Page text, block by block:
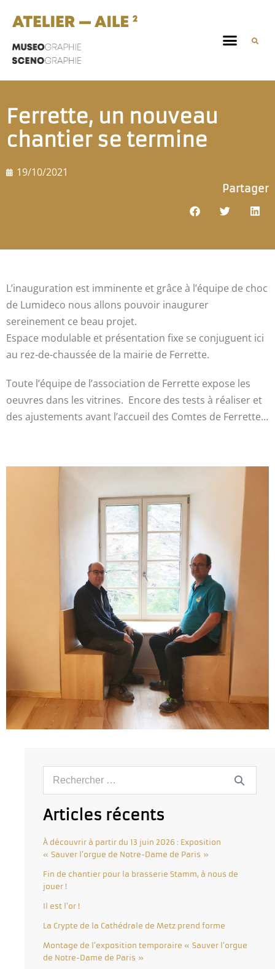
Ferrette, un nouveau
chantier se termine
19/10/2021
Partager
L’inauguration est imminente et grâce à l’équipe de choc
de Lumideco nous allons pouvoir inaugurer
sereinement ce beau projet.
Espace modulable et présentation fixe se conjuguent ici
au rez-de-chaussée de la mairie de Ferrette.
Toute l’équipe de l’association de Ferrette expose les
oeuvres dans les vitrines. Encore des tests à réaliser et
des ajustements avant l’accueil des Comtes de Ferrette…
Articles récents
À découvrir à partir du 13 juin 2026 : Exposition
« Sauver l’orgue de Notre-Dame de Paris »
Fin de chantier pour la brasserie Stamm, à nous de
jouer !
Il est l’or !
La Crypte de la Cathédrale de Metz prend forme
Montage de l’exposition temporaire « Sauver l’orgue
de Notre-Dame de Paris »